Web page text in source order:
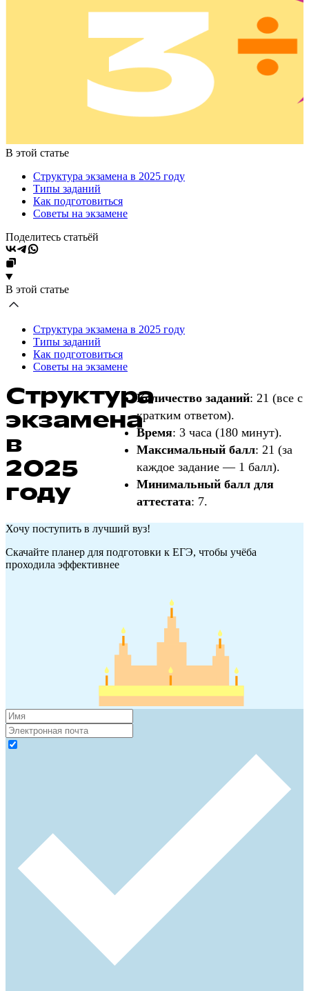
В этой статье
Структура экзамена в 2025 году
Типы заданий
Как подготовиться
Советы на экзамене
Поделитесь статьёй
В этой статье
Структура экзамена в 2025 году
Типы заданий
Как подготовиться
Советы на экзамене
Структура
экзамена
в
2025
году
Количество заданий: 21 (все с
кратким ответом).
Время: 3 часа (180 минут).
Максимальный балл: 21 (за
каждое задание — 1 балл).
Минимальный балл для
аттестата: 7.
Хочу поступить в лучший вуз!
Скачайте планер для подготовки к ЕГЭ, чтобы учёба
проходила эффективнее